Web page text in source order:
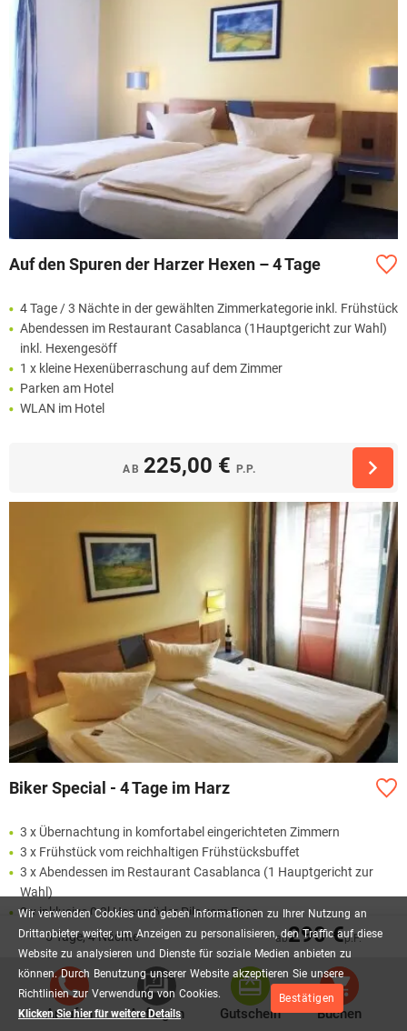
Wir verwenden Cookies und geben Informationen zu Ihrer Nutzung an
Drittanbieter weiter, um Anzeigen zu personalisieren, den Traffic auf diese
Website zu analysieren und Dienste für soziale Medien anbieten zu
können. Durch Benutzung unserer Website akzeptieren Sie unsere
Richtlinien zur Verwendung von Cookies.
Klicken Sie hier für weitere Details
Bestätigen
5 Tage, 4 Nächte ab290 €p.P.
Anrufen Anfragen Gutschein Buchen
Auf den Spuren der Harzer Hexen – 4 Tage
4 Tage / 3 Nächte in der gewählten Zimmerkategorie inkl. Frühstück
Abendessen im Restaurant Casablanca (1Hauptgericht zur Wahl)
inkl. Hexengesöff
1 x kleine Hexenüberraschung auf dem Zimmer
Parken am Hotel
WLAN im Hotel
AB 225,00 € P.P.
Biker Special - 4 Tage im Harz
3 x Übernachtung in komfortabel eingerichteten Zimmern
3 x Frühstück vom reichhaltigen Frühstücksbuffet
3 x Abendessen im Restaurant Casablanca (1 Hauptgericht zur
Wahl)
3 x inklusive 0,3l Hasseröder Pils vom Fass
AB 235,00 €P.P.